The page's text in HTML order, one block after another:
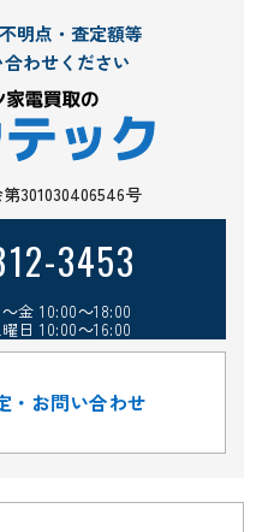
明点・査定額等
わせください
301030406546号
3453
金 10:00～18:00
日 10:00～16:00
・お問い合わせ